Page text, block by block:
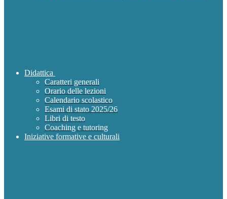
Didattica
Caratteri generali
Orario delle lezioni
Calendario scolastico
Esami di stato 2025/26
Libri di testo
Coaching e tutoring
Iniziative formative e culturali